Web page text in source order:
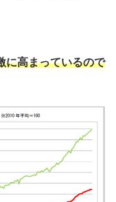
に高まっているので